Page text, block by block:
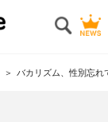
バカリズム、性別忘れ